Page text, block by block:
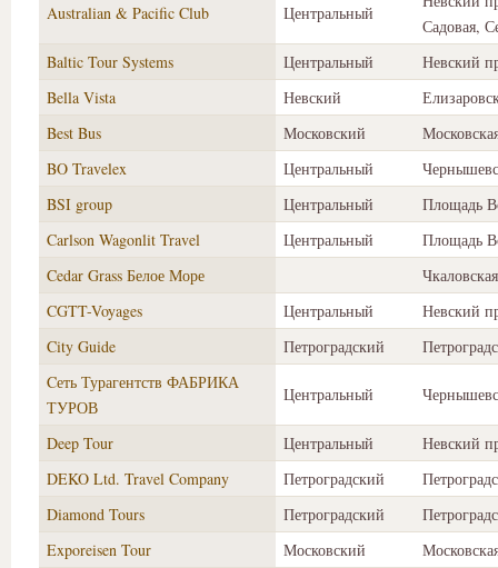
Australian & Pacific Club Центральный
Садовая,
Baltic Tour Systems
Центральный
Невский
Bella Vista
Невский
Best Bus
Московский
BO Travelex
Центральный
BSI group
Центральный
Площадь
Carlson Wagonlit Travel
Центральный
Площадь
Cedar Grass Белое Море
Чкаловская
CGTT-Voyages
Центральный
Невский
City Guide
Петроградский
Cеть Турагентств ФАБРИКА
ТУРОВ
Центральный
Deep Tour Центральный
Невский
DEKO Ltd. Travel Company
Петроградский
Diamond Tours
Петроградский
Exporeisen Tour
Московский